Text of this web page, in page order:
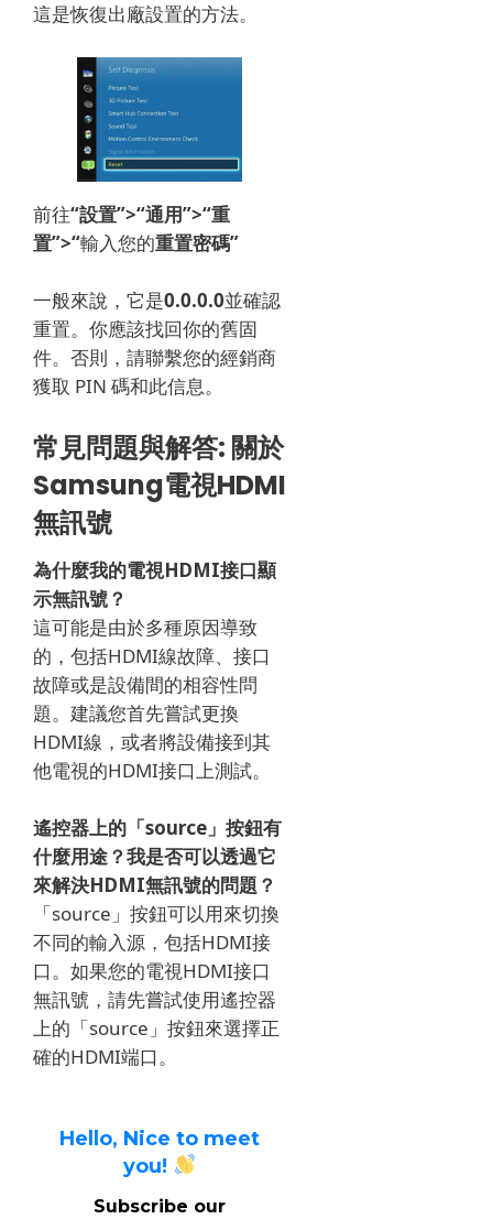
這是恢復出廠設置的方法。
前往“設置”>“通用”>“重
置”>“輸入您的重置密碼”
一般來說，它是0.0.0.0並確認
重置。 你應該找回你的舊固
件。 否則，請聯繫您的經銷商
獲取 PIN 碼和此信息。
常見問題與解答: 關於
Samsung電視HDMI
無訊號
為什麼我的電視HDMI接口顯
示無訊號？
這可能是由於多種原因導致
的，包括HDMI線故障、接口
故障或是設備間的相容性問
題。建議您首先嘗試更換
HDMI線，或者將設備接到其
他電視的HDMI接口上測試。
遙控器上的「source」按鈕有
什麼用途？我是否可以透過它
來解決HDMI無訊號的問題？
「source」按鈕可以用來切換
不同的輸入源，包括HDMI接
口。如果您的電視HDMI接口
無訊號，請先嘗試使用遙控器
上的「source」按鈕來選擇正
確的HDMI端口。
Hello, Nice to meet
you!
Subscribe our